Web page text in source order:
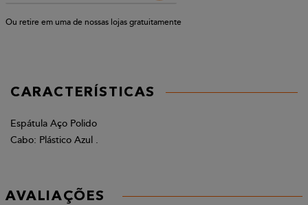
Ou retire em uma de nossas lojas gratuitamente
CARACTERÍSTICAS
Espátula Aço Polido
Cabo: Plástico Azul .
AVALIAÇÕES